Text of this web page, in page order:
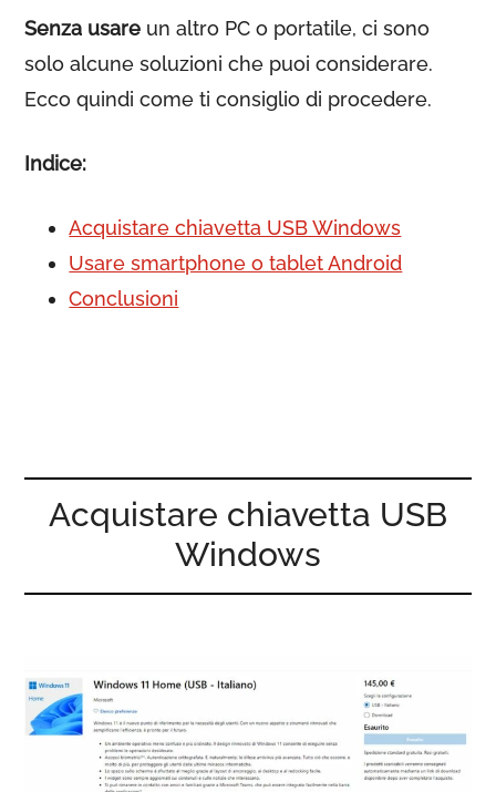
Senza usare un altro PC o portatile, ci sono
solo alcune soluzioni che puoi considerare.
Ecco quindi come ti consiglio di procedere.
Indice:
Acquistare chiavetta USB Windows
Usare smartphone o tablet Android
Conclusioni
Acquistare chiavetta USB
Windows